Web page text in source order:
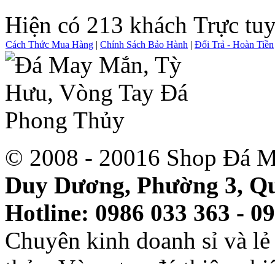
Hiện có 213 khách Trực
Cách Thức Mua Hàng | Chính Sách Bảo Hành | Đổi Trả - Hoàn Tiền
© 2008 - 20016 Shop Đá
Duy Dương, Phường 3,
Hotline: 0986 033 363 -
Chuyên kinh doanh sỉ và